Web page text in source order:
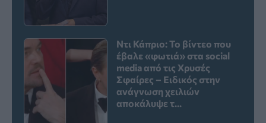
Ντι Κάπριο: Το βίντεο που
έβαλε «φωτιά» στα social
media από τις Χρυσές
Σφαίρες – Ειδικός στην
ανάγνωση χειλιών
αποκάλυψε τ...